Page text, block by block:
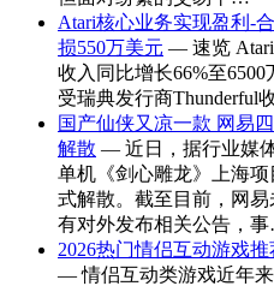
Atari核心业务实现盈利-
损550万美元 — 速览 Atari
收入同比增长66%至
受瑞典发行商
国产仙侠又凉一款 网易
解散 — 近日，据行业媒
单机《剑心雕龙》上海
式解散。截至目前，网
有对外发布相关公告，
2026热门情侣互动游戏
— 情侣互动类游戏近年